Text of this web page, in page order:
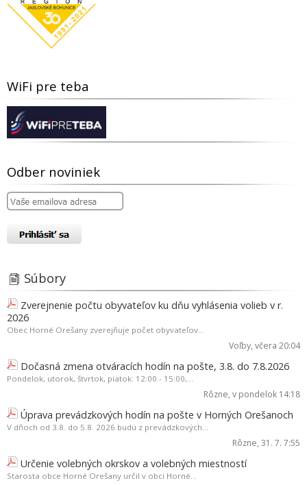
WiFi pre teba
Odber noviniek
Súbory
Zverejnenie počtu obyvateľov ku dňu vyhlásenia volieb v r.
2026
Obec Horné Orešany zverejňuje počet obyvateľov...
Voľby, včera 20:04
Dočasná zmena otváracích hodín na pošte, 3.8. do 7.8.2026
Pondelok, utorok, štvrtok, piatok: 12:00 - 15:00,...
Rôzne, v pondelok 14:18
Úprava prevádzkových hodín na pošte v Horných Orešanoch
V dňoch od 3.8. do 5.8. 2026 budú z prevádzkových...
Rôzne, 31. 7. 7:55
Určenie volebných okrskov a volebných miestností
Starosta obce Horné Orešany určil v obci Horné...